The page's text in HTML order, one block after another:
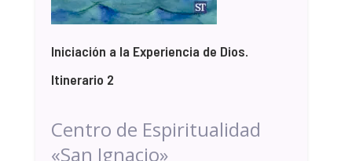
Iniciación a la Experiencia de Dios.
Itinerario 2
Centro de Espiritualidad
«San Ignacio»